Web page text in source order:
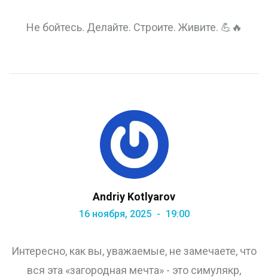
Не бойтесь. Делайте. Строите. Живите. 💪🔥
Andriy Kotlyarov
16 ноября, 2025 19:00
Интересно, как вы, уважаемые, не замечаете, что
вся эта «загородная мечта» - это симулякр,